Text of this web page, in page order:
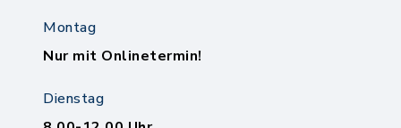
Montag
Nur mit Onlinetermin!
Dienstag